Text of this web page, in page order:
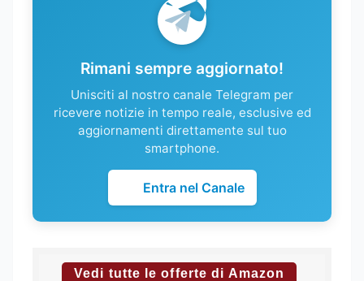
Rimani sempre aggiornato!
Unisciti al nostro canale Telegram per
ricevere notizie in tempo reale, esclusive ed
aggiornamenti direttamente sul tuo
smartphone.
Entra nel Canale